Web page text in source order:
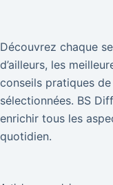
Découvrez chaque
d’ailleurs, les
conseils pratiques
sélectionnées. BS
enrichir tous les
quotidien.